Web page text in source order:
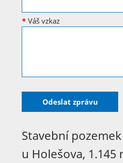
* Váš vzkaz
Stavební
u Holešova, 1.145